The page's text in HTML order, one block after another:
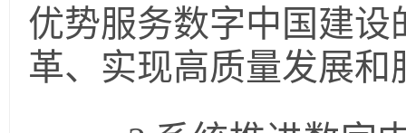
优势服务数字中国建
革、实现高质量发展